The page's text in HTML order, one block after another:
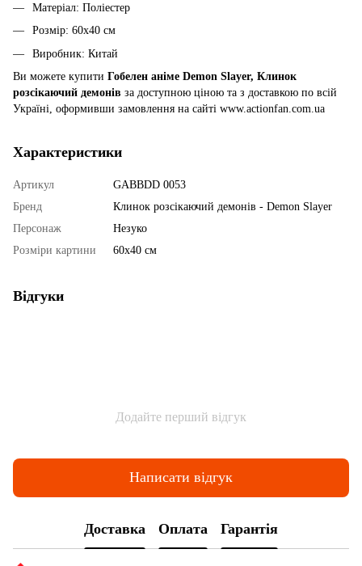
Матеріал: Поліестер
Розмір: 60х40 см
Виробник: Китай
Ви можете купити Гобелен аніме Demon Slayer, Клинок
розсікаючий демонів за доступною ціною та з доставкою по всій
Україні, оформивши замовлення на сайті www.actionfan.com.ua
Характеристики
Артикул
GABBDD 0053
Бренд
Клинок розсікаючий демонів - Demon Slayer
Персонаж
Незуко
Розміри картини
60х40 см
Відгуки
Додайте перший відгук
Написати відгук
Доставка Оплата Гарантія